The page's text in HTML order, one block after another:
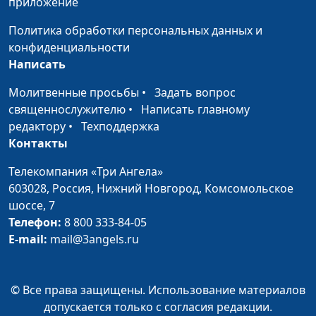
время
Как Бог меня удивил
Бог слышит даже
маленькие просьбы
Степан Аваков
Господь спас на пути
Москву
«Страшная» история с
Богом, которая
закончилась хорошо
долгую поездку с
Богом
Политика обработки персональных данных и
конфиденциальности
Написать
Молитвенные просьбы • Задать вопрос
священнослужителю • Написать главному
редактору • Техподдержка
Контакты
Телекомпания «Три Ангела»
603028, Россия, Нижний Новгород, Комсомольское
шоссе, 7
Телефон: 8 800 333-84-05
E-mail: mail@3angels.ru
© Все права защищены. Использование материалов
допускается только с согласия редакции.